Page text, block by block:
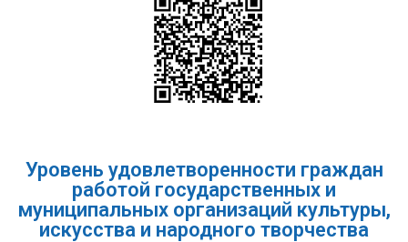
Уровень удовлетворенности граждан
работой государственных и
муниципальных организаций культуры,
искусства и народного творчества